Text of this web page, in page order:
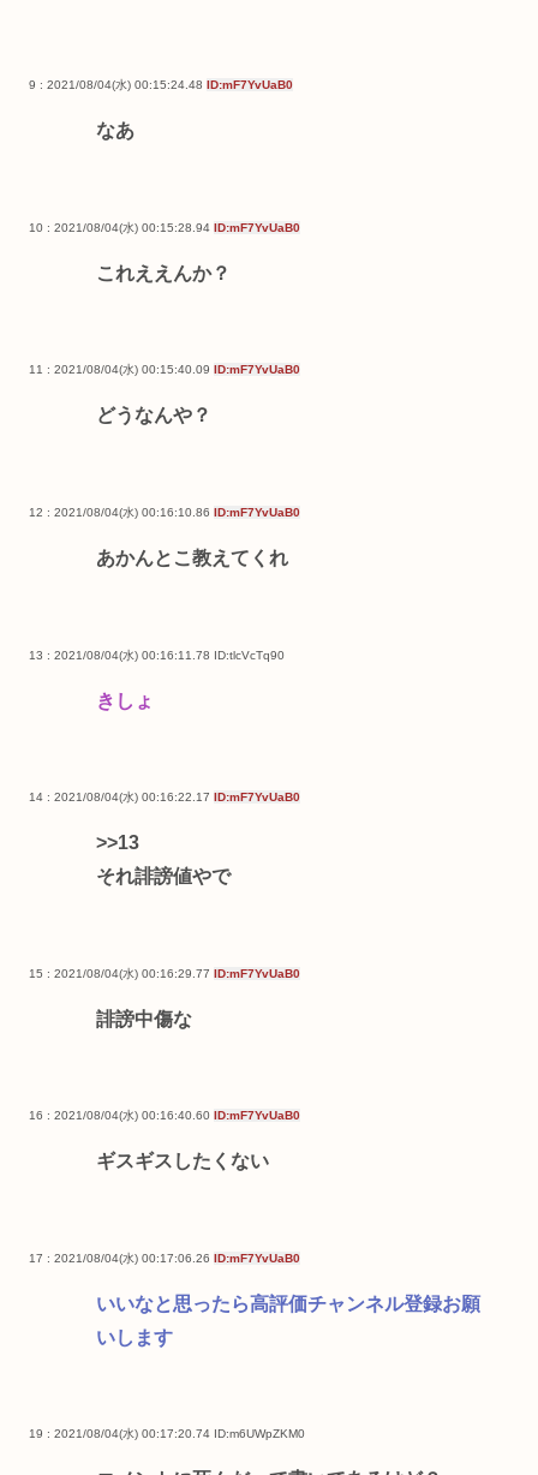
9 : 2021/08/04(水) 00:15:24.48 ID:mF7YvUaB0
なあ
10 : 2021/08/04(水) 00:15:28.94 ID:mF7YvUaB0
これええんか？
11 : 2021/08/04(水) 00:15:40.09 ID:mF7YvUaB0
どうなんや？
12 : 2021/08/04(水) 00:16:10.86 ID:mF7YvUaB0
あかんとこ教えてくれ
13 : 2021/08/04(水) 00:16:11.78 ID:tlcVcTq90
きしょ
14 : 2021/08/04(水) 00:16:22.17 ID:mF7YvUaB0
>>13
それ誹謗値やで
15 : 2021/08/04(水) 00:16:29.77 ID:mF7YvUaB0
誹謗中傷な
16 : 2021/08/04(水) 00:16:40.60 ID:mF7YvUaB0
ギスギスしたくない
17 : 2021/08/04(水) 00:17:06.26 ID:mF7YvUaB0
いいなと思ったら高評価チャンネル登録お願
いします
19 : 2021/08/04(水) 00:17:20.74 ID:m6UWpZKM0